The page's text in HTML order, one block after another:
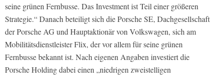
seine grünen Fernbusse. Das Investment ist Teil einer größeren
Strategie.“ Danach beteiligt sich die Porsche SE, Dachgesellschaft
der Porsche AG und Hauptaktionär von Volkswagen, sich am
Mobilitätsdienstleister Flix, der vor allem für seine grünen
Fernbusse bekannt ist. Nach eigenen Angaben investiert die
Porsche Holding dabei einen „niedrigen zweistelligen